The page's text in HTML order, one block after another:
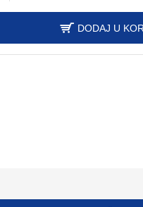
DODAJ U